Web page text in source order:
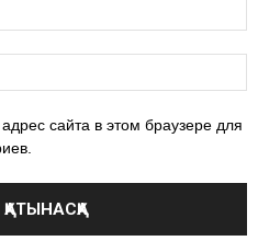
сайта в этом браузере для